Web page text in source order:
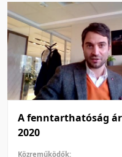
A fenntarthatóság
2020
Közreműködők: